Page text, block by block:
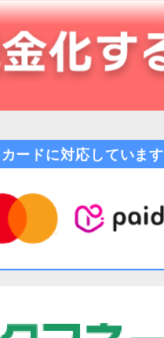
ードに対応しています